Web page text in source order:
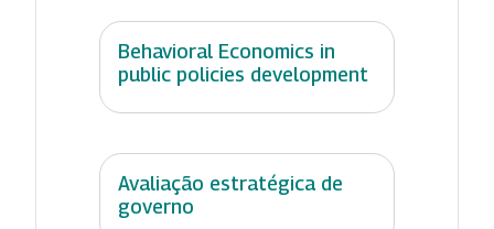
Behavioral Economics in
public policies development
Avaliação estratégica de
governo